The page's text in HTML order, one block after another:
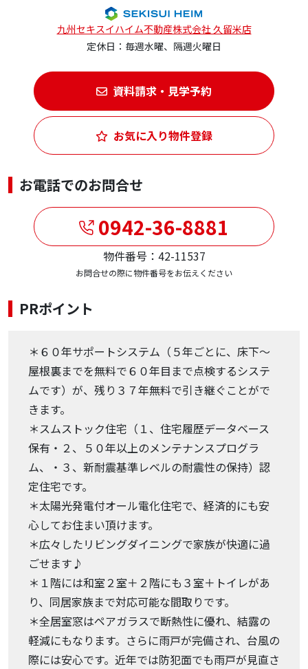
九州セキスイハイム不動産株式会社 久留米店
定休日：毎週水曜、隔週火曜日
資料請求・見学予約
お気に入り物件登録
お電話でのお問合せ
0942-36-8881
物件番号：42-11537
お問合せの際に物件番号をお伝えください
PRポイント
＊６０年サポートシステム（５年ごとに、床下～
屋根裏までを無料で６０年目まで点検するシステ
ムです）が、残り３７年無料で引き継ぐことがで
きます。
＊スムストック住宅（１、住宅履歴データベース
保有・２、５０年以上のメンテナンスプログラ
ム、・３、新耐震基準レベルの耐震性の保持）認
定住宅です。
＊太陽光発電付オール電化住宅で、経済的にも安
心してお住まい頂けます。
＊広々したリビングダイニングで家族が快適に過
ごせます♪
＊１階には和室２室＋２階にも３室＋トイレがあ
り、同居家族まで対応可能な間取りです。
＊全居室窓はペアガラスで断熱性に優れ、結露の
軽減にもなります。さらに雨戸が完備され、台風の
際には安心です。近年では防犯面でも雨戸が見直さ